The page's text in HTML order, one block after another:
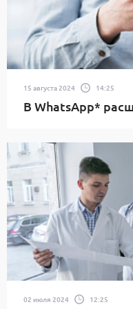
15 августа 2024 14:25
В WhatsApp*
02 июля 2024 12:25